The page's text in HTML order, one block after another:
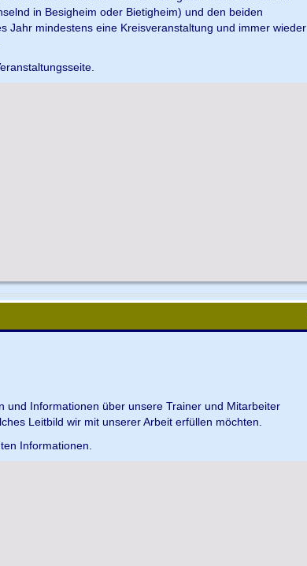
in Besigheim oder Bietigheim) und den beiden
Jahr mindestens eine Kreisveranstaltung und immer wieder
und Informationen über unsere Trainer und Mitarbeiter
Leitbild wir mit unserer Arbeit erfüllen möchten.
Informationen.